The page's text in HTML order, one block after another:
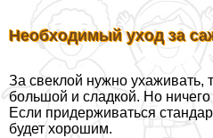
Необходимый уход за
За свеклой нужно ухаживать,
большой и сладкой. Но ничего
Если придерживаться
будет хорошим.